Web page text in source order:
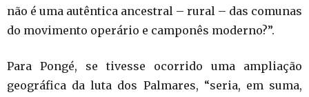
não é uma autêntica ancestral – rural – das comunas
do movimento operário e camponês moderno?”.
Para Pongé, se tivesse ocorrido uma ampliação
geográfica da luta dos Palmares, “seria, em suma,